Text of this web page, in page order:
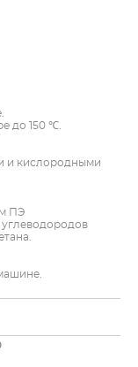
до 150 ℃.
и кислородными
ПЭ
углеводородов